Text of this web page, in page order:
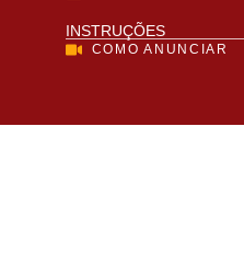
INSTRUÇÕES
COMO ANUNCIAR